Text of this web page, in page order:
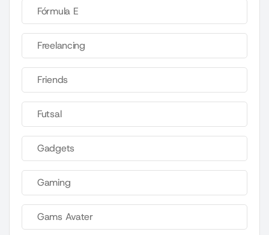
Fórmula E
Freelancing
Friends
Futsal
Gadgets
Gaming
Gams Avater